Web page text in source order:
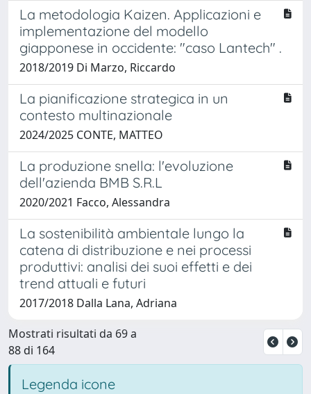
La metodologia Kaizen. Applicazioni e
implementazione del modello
giapponese in occidente: "caso Lantech" .
2018/2019 Di Marzo, Riccardo
La pianificazione strategica in un
contesto multinazionale
2024/2025 CONTE, MATTEO
La produzione snella: l'evoluzione
dell'azienda BMB S.R.L
2020/2021 Facco, Alessandra
La sostenibilità ambientale lungo la
catena di distribuzione e nei processi
produttivi: analisi dei suoi effetti e dei
trend attuali e futuri
2017/2018 Dalla Lana, Adriana
Mostrati risultati da 69 a
88 di 164
Legenda icone